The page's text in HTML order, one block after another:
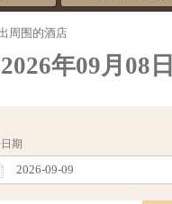
周围的酒店
年09月08
期